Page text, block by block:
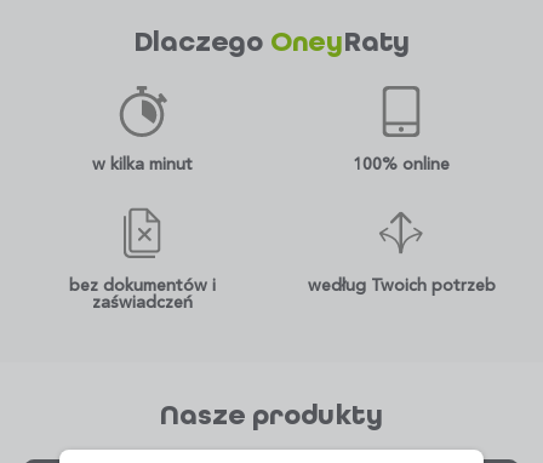
Dlaczego OneyRaty
w kilka minut 100% online
bez dokumentów i
zaświadczeń
według Twoich potrzeb
Nasze produkty